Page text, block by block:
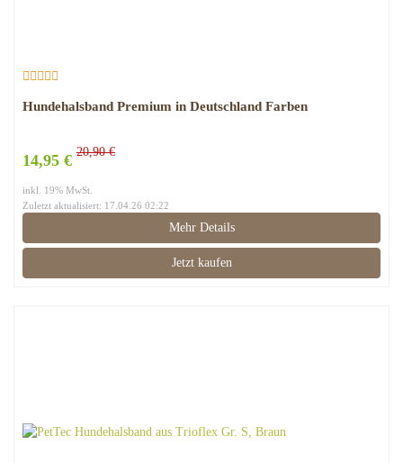
Hundehalsband Premium in Deutschland Farben
14,95 € 20,90 €
inkl. 19% MwSt.
Zuletzt aktualisiert: 17.04.26 02:22
Mehr Details
Jetzt kaufen